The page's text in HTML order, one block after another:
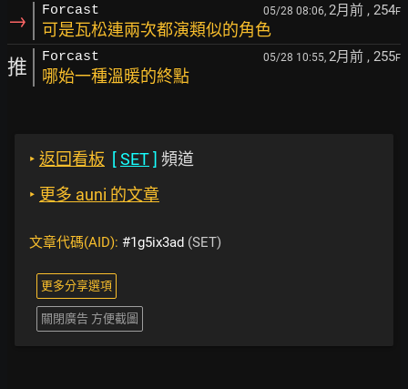
→ Forcast 05/28 08:06, 2月前 , 254F
可是瓦松連兩次都演類似的角色
推 Forcast 05/28 10:55, 2月前 , 255F
哪始一種溫暖的終點
‣ 返回看板 [SET] 頻道
‣ 更多 auni 的文章
文章代碼(AID): #1g5ix3ad (SET)
更多分享選項
關閉廣告 方便截圖